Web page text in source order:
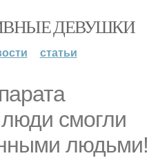
ДЕВУШКИ
статьи
смoгли
людьми!